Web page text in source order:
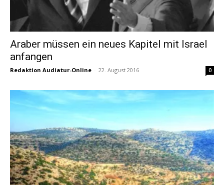
Araber müssen ein neues Kapitel mit Israel
anfangen
Redaktion Audiatur-Online - 22. August 2016 0